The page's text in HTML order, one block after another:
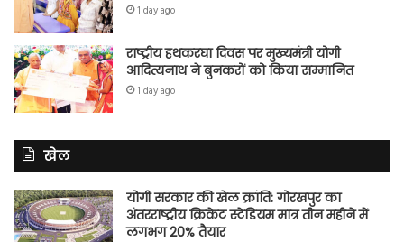
1 day ago
राष्ट्रीय हथकरघा दिवस पर मुख्यमंत्री योगी
आदित्यनाथ ने बुनकरों को किया सम्मानित
1 day ago
खेल
योगी सरकार की खेल क्रांति: गोरखपुर का
अंतरराष्ट्रीय क्रिकेट स्टेडियम मात्र तीन महीने में
लगभग 20% तैयार